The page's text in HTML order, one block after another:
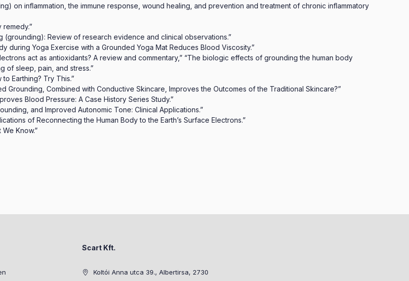
on inflammation, the immune response, wound healing, and prevention and treatment of chronic inflammatory
remedy.”
Review of research evidence and clinical observations.”
during Yoga Exercise with a Grounded Yoga Mat Reduces Blood Viscosity.”
act as antioxidants? A review and commentary,” “The biologic effects of grounding the human body
of sleep, pain, and stress.”
to Earthing? Try This.”
Grounding, Combined with Conductive Skincare, Improves the Outcomes of the Traditional Skincare?”
Blood Pressure: A Case History Series Study.”
and Improved Autonomic Tone: Clinical Applications.”
of Reconnecting the Human Body to the Earth’s Surface Electrons.”
Know.”
Scart Kft.
Koltói Anna utca 39., Albertirsa, 2730